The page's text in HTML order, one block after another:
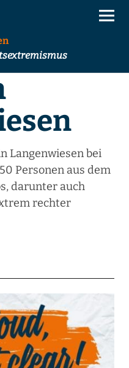
Langenwiesen bei
Personen aus dem
darunter auch
rechter